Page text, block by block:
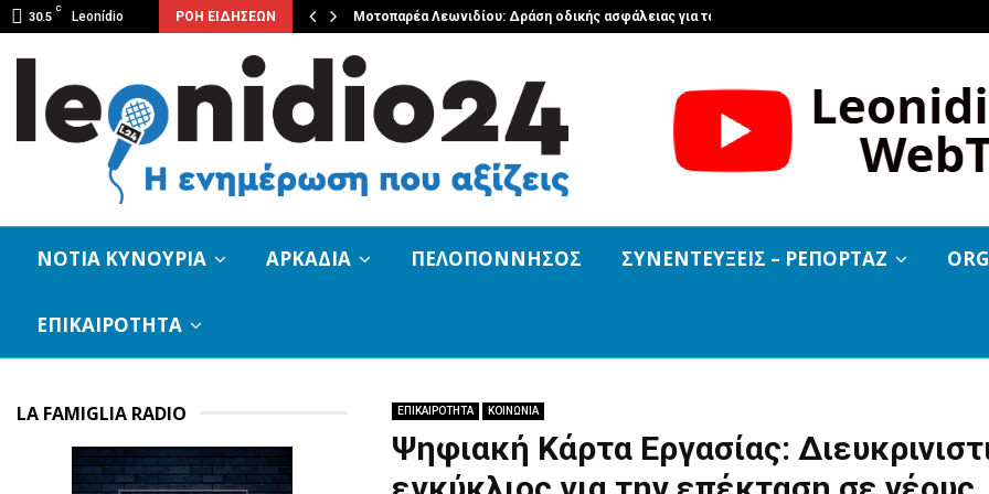
30.5
C
Leonídio ΡΟΗ ΕΙΔΗΣΕΩΝ
του Εμμανουήλ Δολιανίτη… Μοτοπαρέα Λεωνιδίου: Δράση οδικής ασφάλειας για τα…
ΝΟΤΙΑ ΚΥΝΟΥΡΙΑ ΑΡΚΑΔΙΑ ΠΕΛΟΠΟΝΝΗΣΟΣ ΣΥΝΕΝΤΕΥΞΕΙΣ – ΡΕΠΟΡΤΑΖ
ΕΠΙΚΑΙΡΟΤΗΤΑ
ΕΠΙΚΑΙΡΟΤΗΤΑ ΚΟΙΝΩΝΙΑ
Ψηφιακή Κάρτα Εργασίας:
LA FAMIGLIA RADIO